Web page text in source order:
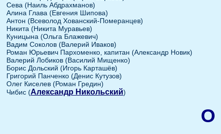
Сева (Наиль Абдрахманов)
Алина Глава (Евгения Шипова)
Антон (Всеволод Хованский-Померанцев)
Никита (Никита Муравьев)
Куницына (Ольга Блажевич)
Вадим Соколов (Валерий Иваков)
Роман Юрьевич Пархоменко, капитан (Александр Новик)
Валерий Лобиков (Василий Мищенко)
Борис Дольский (Игорь Карташёв)
Григорий Панченко (Денис Кутузов)
Олег Киселев (Роман Гредин)
Чибис (Александр Никольский)
О